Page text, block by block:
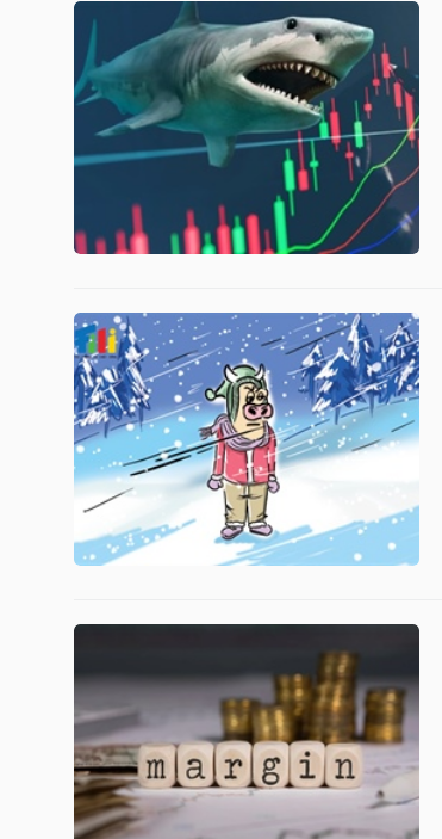
NGUYÊN
VẬT
LIỆU
CÔNG
NGHIỆP
TIÊU
DÙNG
KHÔNG
THIẾT